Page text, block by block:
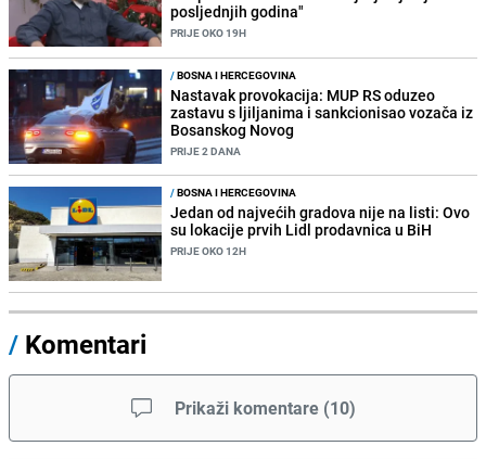
posljednjih godina"
PRIJE OKO 19H
/BOSNA I HERCEGOVINA
Nastavak provokacija: MUP RS oduzeo
zastavu s ljiljanima i sankcionisao vozača iz
Bosanskog Novog
PRIJE 2 DANA
/BOSNA I HERCEGOVINA
Jedan od najvećih gradova nije na listi: Ovo
su lokacije prvih Lidl prodavnica u BiH
PRIJE OKO 12H
/ Komentari
Prikaži komentare (10)